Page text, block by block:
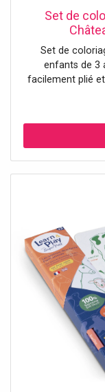
Set de
Set de
enfants de 3
facilement plié
enfants peuvent
Dimensions du
antibactérien -
l'eau propre -
C101497 -